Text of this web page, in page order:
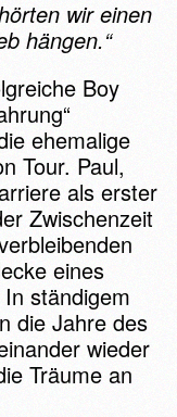
wir einen
hängen.“
Boy
ehemalige
Tour. Paul,
als erster
Zwischenzeit
eines
ständigem
die Jahre des
wieder
Träume an